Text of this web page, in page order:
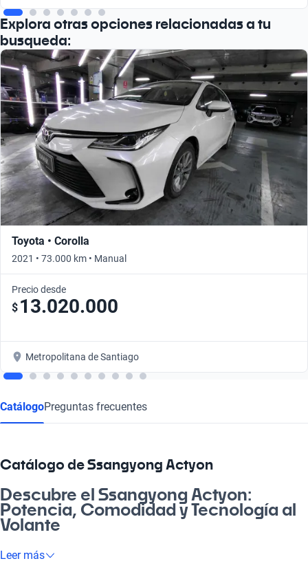
Explora otras opciones relacionadas a tu
busqueda:
Toyota • Corolla
2021 • 73.000 km • Manual
Precio desde
$ 13.020.000
Metropolitana de Santiago
CatálogoPreguntas frecuentes
Catálogo de Ssangyong Actyon
Descubre el Ssangyong Actyon:
Potencia, Comodidad y Tecnología al
Volante
¿Estás buscando un vehículo que se adapte a tu estilo de vida?
Leer más